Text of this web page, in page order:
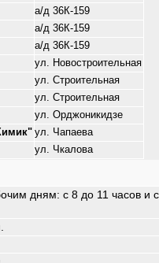
а/д 36К-159
а/д 36К-159
а/д 36К-159
ул. Новостроительная
ул. Строительная
ул. Строительная
ул. Орджоникидзе
ул. Чапаева
ул. Чкалова
дням: с 8 до 11 часов и